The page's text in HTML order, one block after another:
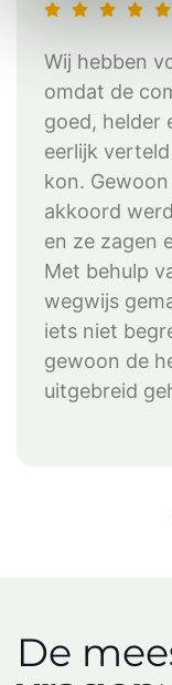
Wij hebben
omdat de
goed, helder
eerlijk
kon.
akkoord
en ze zagen
Met behulp
wegwijs
iets niet
gewoon de
uitgebreid
De